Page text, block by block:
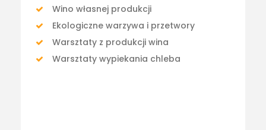
Wino własnej produkcji
Ekologiczne warzywa i przetwory
Warsztaty z produkcji wina
Warsztaty wypiekania chleba